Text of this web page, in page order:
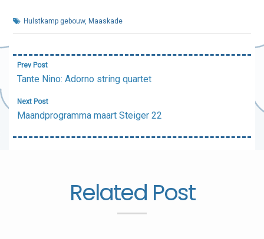
Hulstkamp gebouw, Maaskade
Bericht
navigatie
Prev Post
Tante Nino: Adorno string quartet
Next Post
Maandprogramma maart Steiger 22
Related Post